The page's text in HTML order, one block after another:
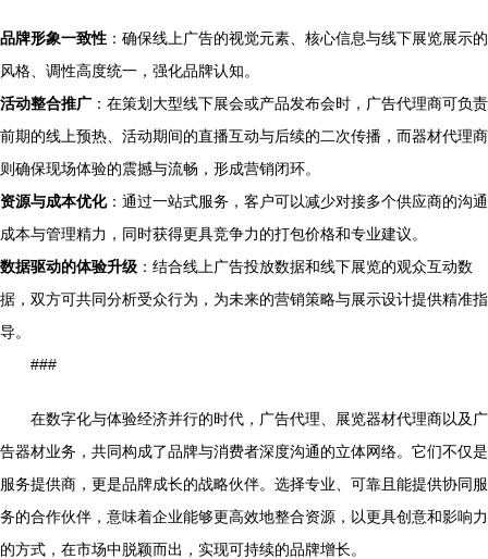
品牌形象一致性 ：确保线上广告的视觉元素、核心信息与线下展览展示的
风格、调性高度统一，强化品牌认知。
活动整合推广 ：在策划大型线下展会或产品发布会时，广告代理商可负责
前期的线上预热、活动期间的直播互动与后续的二次传播，而器材代理商
则确保现场体验的震撼与流畅，形成营销闭环。
资源与成本优化：通过一站式服务，客户可以减少对接多个供应商的沟通
成本与管理精力，同时获得更具竞争力的打包价格和专业建议。
数据驱动的体验升级 ：结合线上广告投放数据和线下展览的观众互动数
据，双方可共同分析受众行为，为未来的营销策略与展示设计提供精准指
导。
###
在数字化与体验经济并行的时代，广告代理、展览器材代理商以及广
告器材业务，共同构成了品牌与消费者深度沟通的立体网络。它们不仅是
服务提供商，更是品牌成长的战略伙伴。选择专业、可靠且能提供协同服
务的合作伙伴，意味着企业能够更高效地整合资源，以更具创意和影响力
的方式，在市场中脱颖而出，实现可持续的品牌增长。